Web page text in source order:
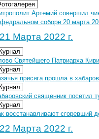
Артемий совершил
соборе 20 марта
21 Марта 2022 г.
Святейшего Патриарха
присяга прошла в
священник посетил
восстанавливают
22 Марта 2022 г.